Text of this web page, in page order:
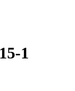
1